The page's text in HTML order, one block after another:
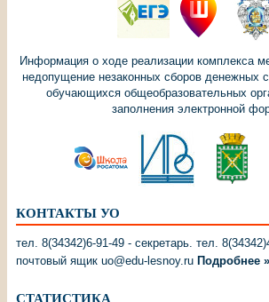
Информация о ходе реализации комплекса
недопущение незаконных сборов денежных
обучающихся общеобразовательных
заполнения электронной
КОНТАКТЫ УО
тел. 8(34342)6-91-49 - секретарь. тел.
почтовый ящик uo@edu-lesnoy.ru Подробнее »
СТАТИСТИКА